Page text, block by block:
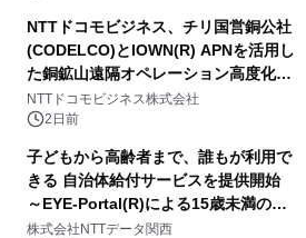
NTTドコモビジネス、チリ国営銅公社
(CODELCO)とIOWN(R) APNを活用し
た銅鉱山遠隔オペレーション高度化に
向けた調査・実証を開始
NTTドコモビジネス株式会社
2日前
子どもから高齢者まで、誰もが利用で
きる 自治体給付サービスを提供開始
～EYE-Portal(R)による15歳未満の本
人認証と デジタルデバイド対策で実現
株式会社NTTデータ関西